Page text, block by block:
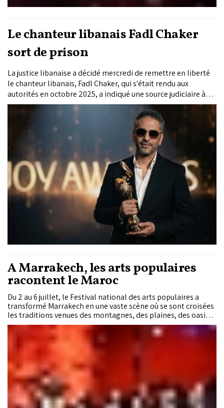
Le chanteur libanais Fadl Chaker
sort de prison
La justice libanaise a décidé mercredi de remettre en liberté
le chanteur libanais, Fadl Chaker, qui s'était rendu aux
autorités en octobre 2025, a indiqué une source judiciaire à
l'AFP.
À Marrakech, les arts populaires
racontent le Maroc
Du 2 au 6 juillet, le Festival national des arts populaires a
transformé Marrakech en une vaste scène où se sont croisées
les traditions venues des montagnes, des plaines, des oasis
et des provinces sahariennes. Au fil des spectacles, les chants,
les danses et les costumes ont raconté un Maroc pluriel,
porté par des femmes et des hommes qui perpétuent un
patrimoine toujours vivant.